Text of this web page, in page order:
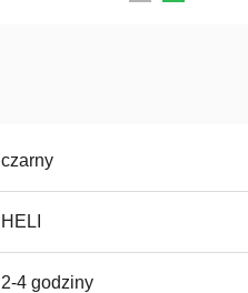
czarny
HELI
2-4 godziny